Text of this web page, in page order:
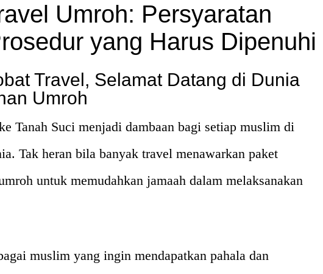
Umroh: Persyaratan
yang Harus Dipenuhi
Travel, Selamat Datang di Dunia
Umroh
Tanah Suci menjadi dambaan bagi setiap muslim di
Tak heran bila banyak travel menawarkan paket
untuk memudahkan jamaah dalam melaksanakan
muslim yang ingin mendapatkan pahala dan